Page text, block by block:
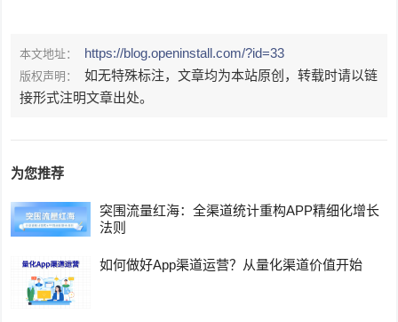
本文地址： https://blog.openinstall.com/?id=33
版权声明：
如无特殊标注，文章均为本站原创，转载时请以链
接形式注明文章出处。
为您推荐
突围流量红海：全渠道统计重构APP精细化增长
法则
如何做好App渠道运营？从量化渠道价值开始